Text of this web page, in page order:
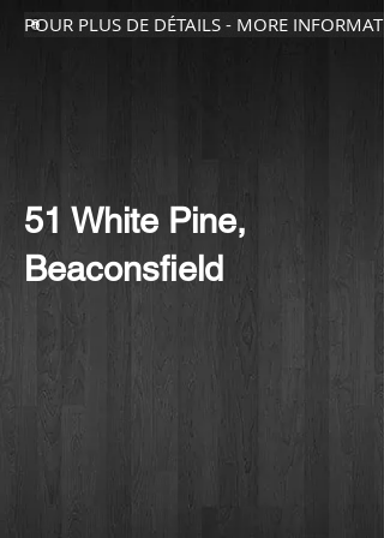
POUR PLUS DE DÉTAILS - MORE
51 White Pine,
Beaconsfield